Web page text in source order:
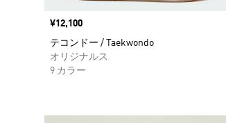
価格
¥12,100
テコンドー / Taekwondo
オリジナルス
9 カラー